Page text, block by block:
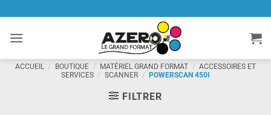
contenu
ACCUEIL / BOUTIQUE / MATÉRIEL GRAND FORMAT / ACCESSOIRES ET
SERVICES / SCANNER / POWERSCAN 450I
FILTRER